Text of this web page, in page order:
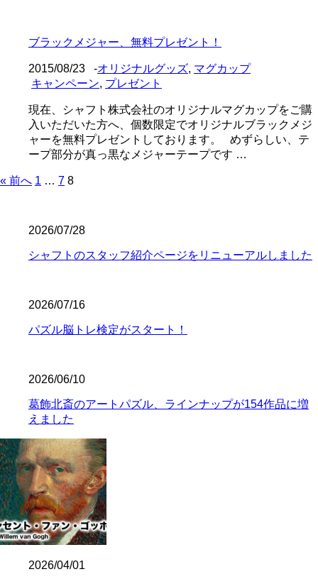
ブラックメジャー、無料プレゼント！
2015/08/23 -オリジナルグッズ, マグカップ
キャンペーン, プレゼント
現在、シャフト株式会社のオリジナルマグカップをご購
入いただいた方へ、個数限定でオリジナルブラックメジ
ャーを無料プレゼントしております。 めずらしい、テ
ープ部分が真っ黒なメジャーテープです …
« 前へ 1 … 7 8
2026/07/28
シャフトのスタッフ紹介ページをリニューアルしました
2026/07/16
パズル脳トレ検定がスタート！
2026/06/10
葛飾北斎のアートパズル、ラインナップが154作品に増
えました
2026/04/01